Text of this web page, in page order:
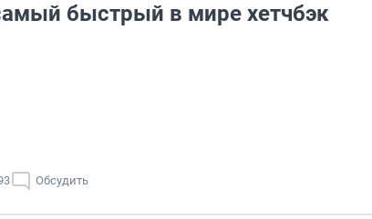
быстрый в мире хетчбэк
Обсудить